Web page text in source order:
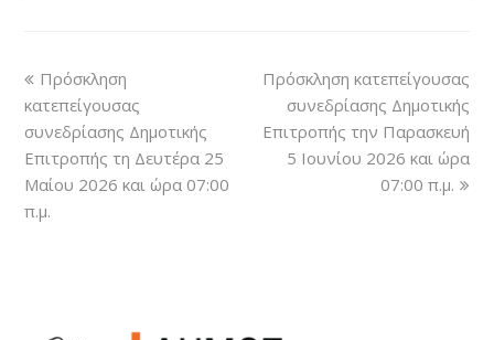
Πρόσκληση
κατεπείγουσας
συνεδρίασης Δημοτικής
Επιτροπής τη Δευτέρα 25
Μαίου 2026 και ώρα 07:00
π.μ.
Πρόσκληση κατεπείγουσας
συνεδρίασης Δημοτικής
Επιτροπής την Παρασκευή
5 Ιουνίου 2026 και ώρα
07:00 π.μ.